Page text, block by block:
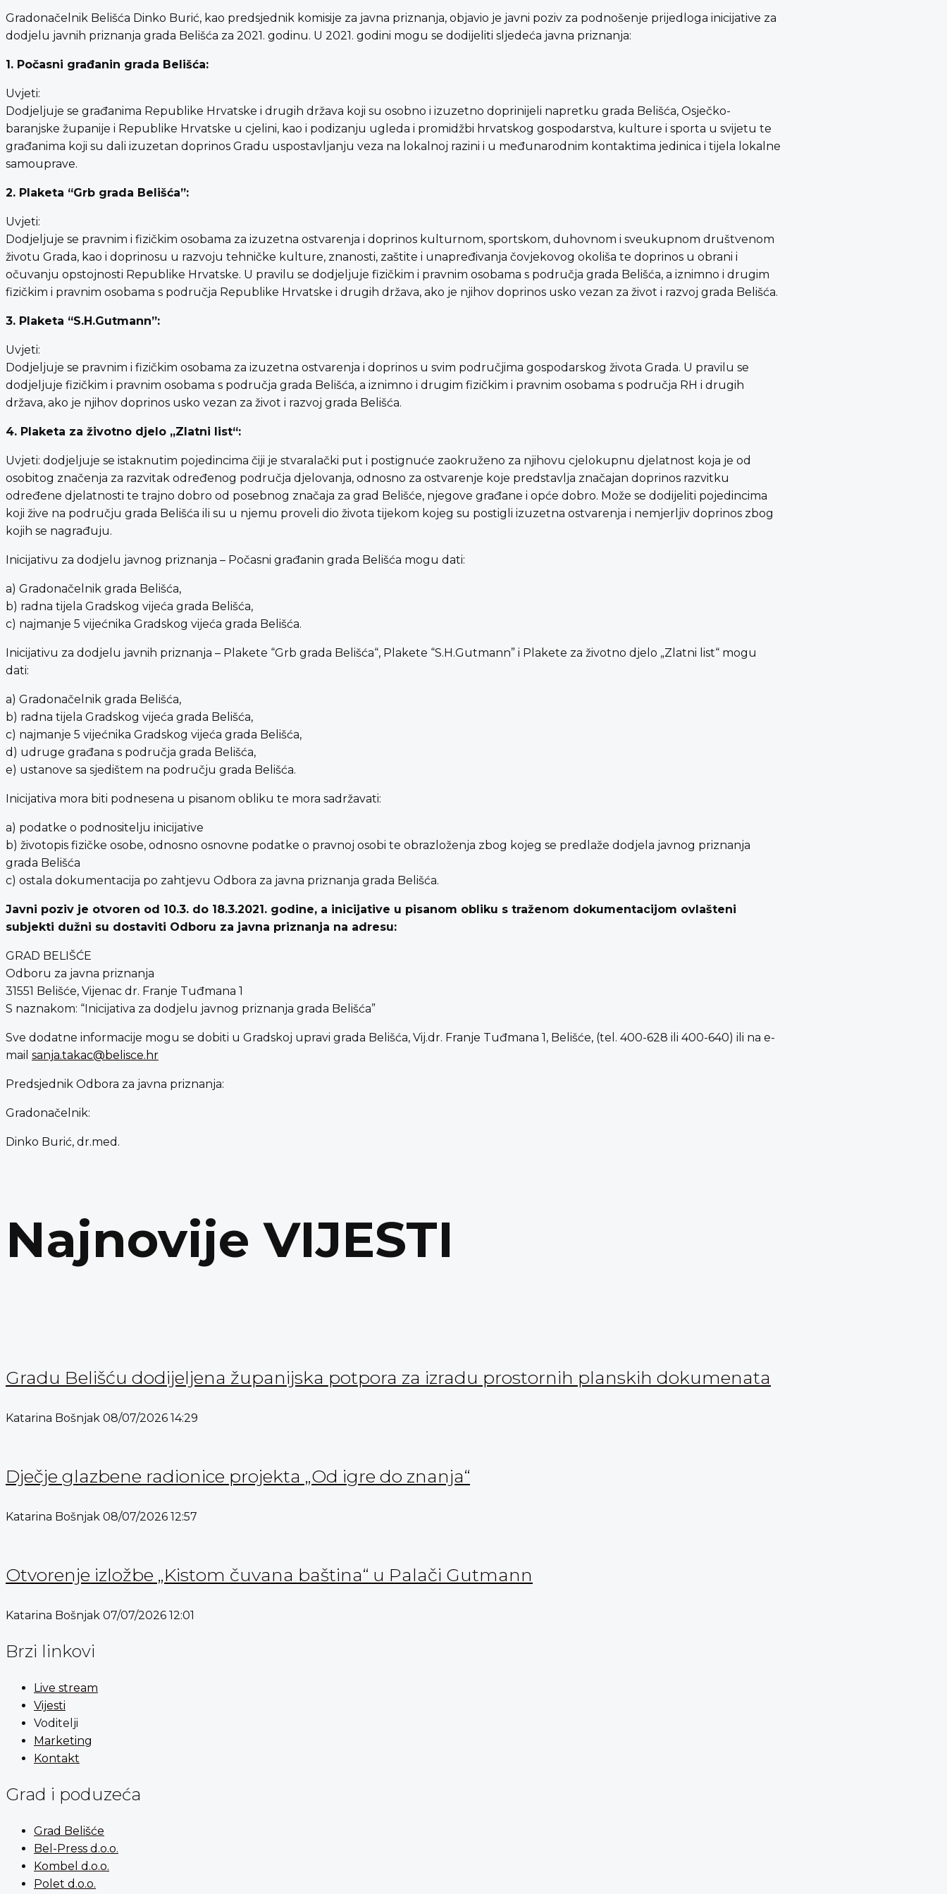
Gradonačelnik Belišća Dinko Burić, kao predsjednik komisije za javna priznanja, objavio je javni poziv za podnošenje prijedloga inicijative za
dodjelu javnih priznanja grada Belišća za 2021. godinu. U 2021. godini mogu se dodijeliti sljedeća javna priznanja:
1. Počasni građanin grada Belišća:
Uvjeti:
Dodjeljuje se građanima Republike Hrvatske i drugih država koji su osobno i izuzetno doprinijeli napretku grada Belišća, Osječko-
baranjske županije i Republike Hrvatske u cjelini, kao i podizanju ugleda i promidžbi hrvatskog gospodarstva, kulture i sporta u svijetu te
građanima koji su dali izuzetan doprinos Gradu uspostavljanju veza na lokalnoj razini i u međunarodnim kontaktima jedinica i tijela lokalne
samouprave.
2. Plaketa “Grb grada Belišća”:
Uvjeti:
Dodjeljuje se pravnim i fizičkim osobama za izuzetna ostvarenja i doprinos kulturnom, sportskom, duhovnom i sveukupnom društvenom
životu Grada, kao i doprinosu u razvoju tehničke kulture, znanosti, zaštite i unapređivanja čovjekovog okoliša te doprinos u obrani i
očuvanju opstojnosti Republike Hrvatske. U pravilu se dodjeljuje fizičkim i pravnim osobama s područja grada Belišća, a iznimno i drugim
fizičkim i pravnim osobama s područja Republike Hrvatske i drugih država, ako je njihov doprinos usko vezan za život i razvoj grada Belišća.
3. Plaketa “S.H.Gutmann”:
Uvjeti:
Dodjeljuje se pravnim i fizičkim osobama za izuzetna ostvarenja i doprinos u svim područjima gospodarskog života Grada. U pravilu se
dodjeljuje fizičkim i pravnim osobama s područja grada Belišća, a iznimno i drugim fizičkim i pravnim osobama s područja RH i drugih
država, ako je njihov doprinos usko vezan za život i razvoj grada Belišća.
4. Plaketa za životno djelo „Zlatni list“:
Uvjeti: dodjeljuje se istaknutim pojedincima čiji je stvaralački put i postignuće zaokruženo za njihovu cjelokupnu djelatnost koja je od
osobitog značenja za razvitak određenog područja djelovanja, odnosno za ostvarenje koje predstavlja značajan doprinos razvitku
određene djelatnosti te trajno dobro od posebnog značaja za grad Belišće, njegove građane i opće dobro. Može se dodijeliti pojedincima
koji žive na području grada Belišća ili su u njemu proveli dio života tijekom kojeg su postigli izuzetna ostvarenja i nemjerljiv doprinos zbog
kojih se nagrađuju.
Inicijativu za dodjelu javnog priznanja – Počasni građanin grada Belišća mogu dati:
a) Gradonačelnik grada Belišća,
b) radna tijela Gradskog vijeća grada Belišća,
c) najmanje 5 vijećnika Gradskog vijeća grada Belišća.
Inicijativu za dodjelu javnih priznanja – Plakete “Grb grada Belišća“, Plakete “S.H.Gutmann” i Plakete za životno djelo „Zlatni list“ mogu
dati:
a) Gradonačelnik grada Belišća,
b) radna tijela Gradskog vijeća grada Belišća,
c) najmanje 5 vijećnika Gradskog vijeća grada Belišća,
d) udruge građana s područja grada Belišća,
e) ustanove sa sjedištem na području grada Belišća.
Inicijativa mora biti podnesena u pisanom obliku te mora sadržavati:
a) podatke o podnositelju inicijative
b) životopis fizičke osobe, odnosno osnovne podatke o pravnoj osobi te obrazloženja zbog kojeg se predlaže dodjela javnog priznanja
grada Belišća
c) ostala dokumentacija po zahtjevu Odbora za javna priznanja grada Belišća.
Javni poziv je otvoren od 10.3. do 18.3.2021. godine, a inicijative u pisanom obliku s traženom dokumentacijom ovlašteni
subjekti dužni su dostaviti Odboru za javna priznanja na adresu:
GRAD BELIŠĆE
Odboru za javna priznanja
31551 Belišće, Vijenac dr. Franje Tuđmana 1
S naznakom: “Inicijativa za dodjelu javnog priznanja grada Belišća”
Sve dodatne informacije mogu se dobiti u Gradskoj upravi grada Belišća, Vij.dr. Franje Tuđmana 1, Belišće, (tel. 400-628 ili 400-640) ili na e-
mail sanja.takac@belisce.hr
Predsjednik Odbora za javna priznanja:
Gradonačelnik:
Dinko Burić, dr.med.
Najnovije VIJESTI
Gradu Belišću dodijeljena županijska potpora za izradu prostornih planskih dokumenata
Katarina Bošnjak 08/07/2026 14:29
Dječje glazbene radionice projekta „Od igre do znanja“
Katarina Bošnjak 08/07/2026 12:57
Otvorenje izložbe „Kistom čuvana baština“ u Palači Gutmann
Katarina Bošnjak 07/07/2026 12:01
Brzi linkovi
Live stream
Vijesti
Voditelji
Marketing
Kontakt
Grad i poduzeća
Grad Belišće
Bel-Press d.o.o.
Kombel d.o.o.
Polet d.o.o.